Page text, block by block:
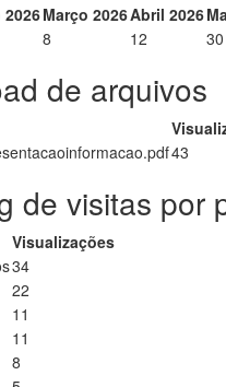
2026Março 2026Abril 2026
8 12 30
de arquivos
43
de visitas por
Visualizações
34
22
11
11
8